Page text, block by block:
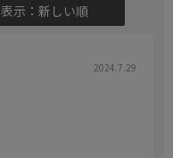
表示：新しい順
2024.7.29